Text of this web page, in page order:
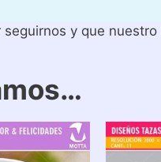
seguirnos y que nuestro